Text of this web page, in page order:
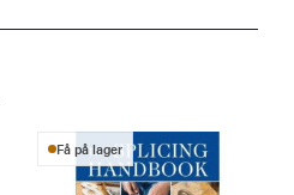
Få på lager